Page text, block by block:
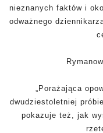
nieznanych faktów i
odważnego
„Porażająca
dwudziestoletniej
pokazuje też, jak